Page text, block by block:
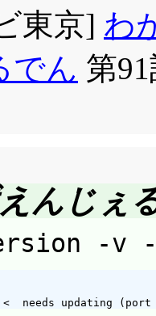
東京] わ
でん 第
んじぇ
-v